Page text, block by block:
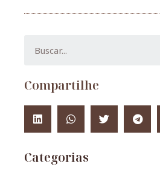
Compartilhe
Categorias